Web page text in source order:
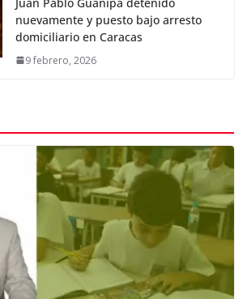
nuevamente y puesto bajo arresto
domiciliario en Caracas
9 febrero, 2026